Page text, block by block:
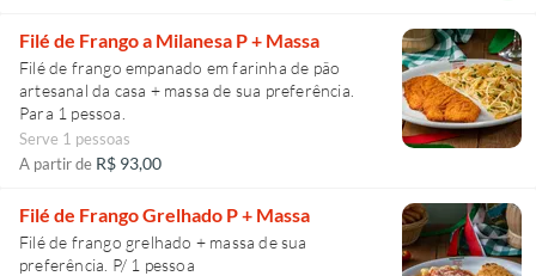
Filé de Frango a Milanesa P + Massa
Filé de frango empanado em farinha de pão
artesanal da casa + massa de sua preferência.
Para 1 pessoa.
Serve 1 pessoas
A partir de R$ 93,00
Filé de Frango Grelhado P + Massa
Filé de frango grelhado + massa de sua
preferência. P/ 1 pessoa